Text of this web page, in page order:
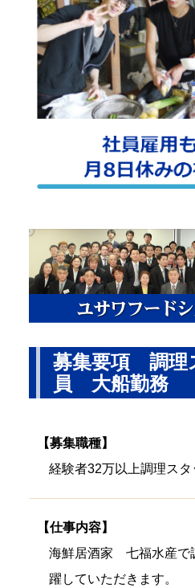
募集要項 調理
員 大船勤務
【募集職種】
経験者32万以上調理スタ
【仕事内容】
海鮮居酒家 七福水産で
躍していただきます。